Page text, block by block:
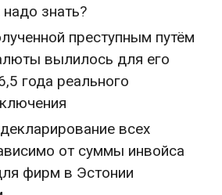
знать?
преступным путём
вылилось для его
года реального
всех
от суммы инвойса
фирм в Эстонии